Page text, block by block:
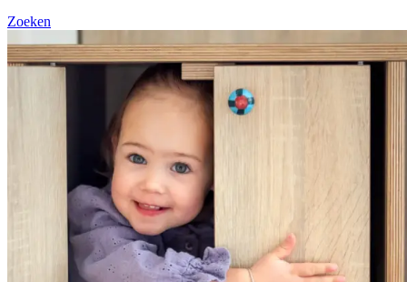
Zoeken